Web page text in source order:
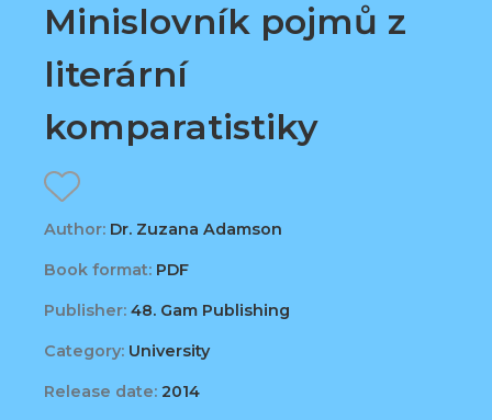
Minislovník pojmů z
literární
komparatistiky
Author: Dr. Zuzana Adamson
Book format: PDF
Publisher: 48. Gam Publishing
Category: University
Release date: 2014